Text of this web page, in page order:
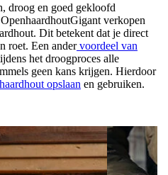
droog en goed gekloofd
verkopen
Dit betekent dat je direct
roet. Een andervoordeel van
het droogproces alle
geen kans krijgen. Hierdoor
haardhout opslaan en gebruiken.